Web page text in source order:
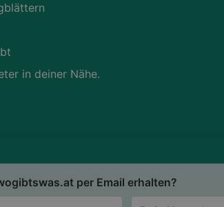
per Email erhalten?
in deiner Nähe.